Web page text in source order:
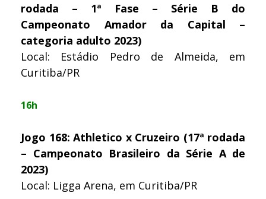
rodada – 1ª Fase – Série B do
Campeonato Amador da Capital –
categoria adulto 2023)
Local: Estádio Pedro de Almeida, em
Curitiba/PR
16h
Jogo 168: Athletico x Cruzeiro (17ª rodada
– Campeonato Brasileiro da Série A de
2023)
Local: Ligga Arena, em Curitiba/PR